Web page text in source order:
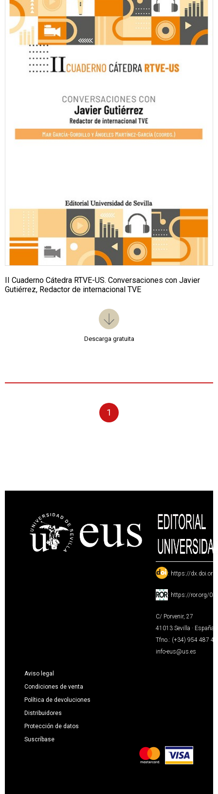
II Cuaderno Cátedra RTVE-US. Conversaciones con Javier
Gutiérrez, Redactor de internacional TVE
Descarga gratuita
1
: https://
: https://ror.org/
C/ Porvenir, 27
41013 Sevilla · España
Tfno.: (+34) 954 487
info-eus@us.es
Aviso legal
Condiciones de venta
Política de devoluciones
Distribuidores
Protección de datos
Suscríbase